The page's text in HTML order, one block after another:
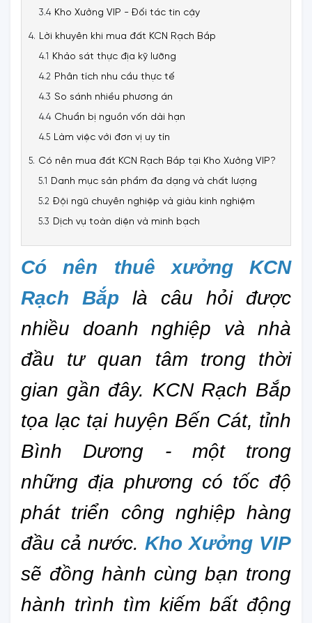
Kho Xưởng VIP - Đối tác tin cậy
Lời khuyên khi mua đất KCN Rạch Bắp
Khảo sát thực địa kỹ lưỡng
Phân tích nhu cầu thực tế
So sánh nhiều phương án
Chuẩn bị nguồn vốn dài hạn
Làm việc với đơn vị uy tín
Có nên mua đất KCN Rạch Bắp tại Kho Xưởng VIP?
Danh mục sản phẩm đa dạng và chất lượng
Đội ngũ chuyên nghiệp và giàu kinh nghiệm
Dịch vụ toàn diện và minh bạch
Có nên thuê xưởng KCN
Rạch Bắp là câu hỏi được
nhiều doanh nghiệp và nhà
đầu tư quan tâm trong thời
gian gần đây. KCN Rạch Bắp
tọa lạc tại huyện Bến Cát, tỉnh
Bình Dương - một trong
những địa phương có tốc độ
phát triển công nghiệp hàng
đầu cả nước. Kho Xưởng VIP
sẽ đồng hành cùng bạn trong
hành trình tìm kiếm bất động